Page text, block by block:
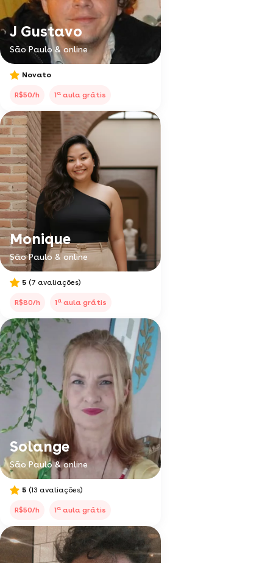
J Gustavo
São Paulo & online
Novato
R$50/h 1a aula grátis
Monique
São Paulo & online
5 (7 avaliações)
R$80/h 1a aula grátis
Solange
São Paulo & online
5 (13 avaliações)
R$50/h 1a aula grátis